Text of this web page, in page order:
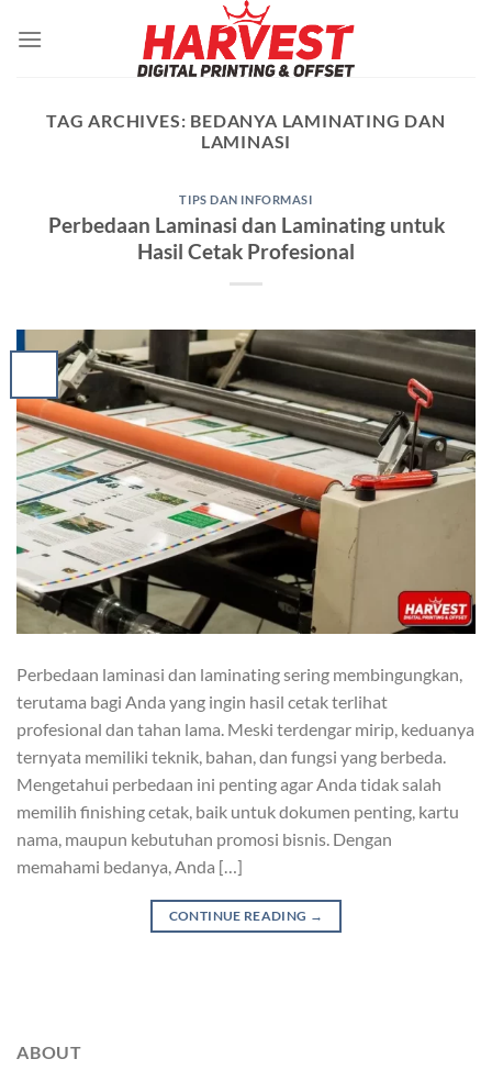
TAG ARCHIVES: BEDANYA LAMINATING DAN
LAMINASI
TIPS DAN INFORMASI
Perbedaan Laminasi dan Laminating untuk
Hasil Cetak Profesional
Perbedaan laminasi dan laminating sering membingungkan,
terutama bagi Anda yang ingin hasil cetak terlihat
profesional dan tahan lama. Meski terdengar mirip, keduanya
ternyata memiliki teknik, bahan, dan fungsi yang berbeda.
Mengetahui perbedaan ini penting agar Anda tidak salah
memilih finishing cetak, baik untuk dokumen penting, kartu
nama, maupun kebutuhan promosi bisnis. Dengan
memahami bedanya, Anda […]
CONTINUE READING →
ABOUT